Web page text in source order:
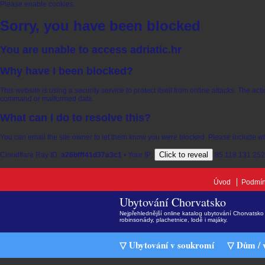
Please enable cookies.
Sorry, you have been blocked
You are unable to access adriatic.hr
Why have I been blocked?
This website is using a security service to protect itself from online attacks. The
command or malformed data.
What can I do to resolve this?
You can email the site owner to let them know you were blocked. Please include
Cloudflare Ray ID: a26bfff41d37a3c1 • Your IP: Click to reveal 85.118.131.252
Úvod
Ubytování Chorvatsko
Nejpřehlednější online katalog ubytování
robinsonády, plachetnice, lodě i majáky.
▽ Ubytování v soukromí ▽ Dům /